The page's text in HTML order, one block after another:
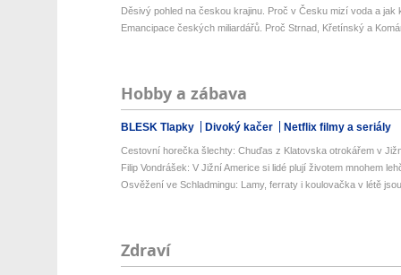
Děsivý pohled na českou krajinu. Proč v Česku mizí voda a jak
Emancipace českých miliardářů. Proč Strnad, Křetínský a
Hobby a zábava
BLESK Tlapky Divoký kačer Netflix filmy a seriály
Cestovní horečka šlechty: Chuďas z Klatovska otrokářem v
Filip Vondrášek: V Jižní Americe si lidé plují životem mnohem
Osvěžení ve Schladmingu: Lamy, ferraty i koulovačka v létě
Zdraví